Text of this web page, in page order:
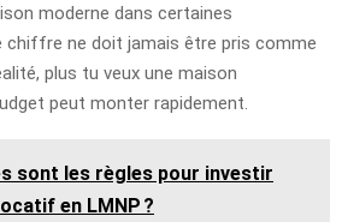
moderne dans certaines
chiffre ne doit jamais être pris comme
plus tu veux une maison
peut monter rapidement.
sont les règles pour investir
en LMNP ?